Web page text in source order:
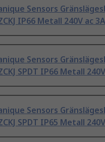
Sensors
IP66 Metall 240V ac 3A
Sensors
SPDT IP66 Metall
Sensors
SPDT IP65 Metall